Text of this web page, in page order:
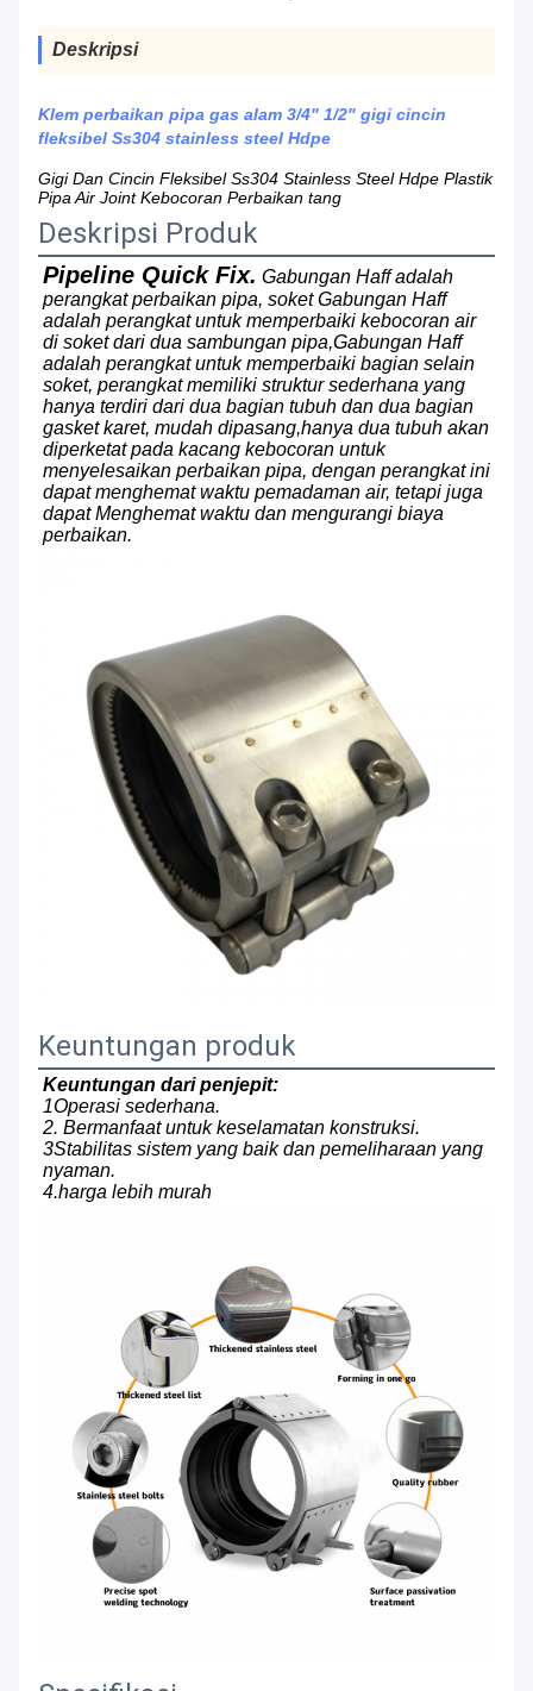
Deskripsi
Klem perbaikan pipa gas alam 3/4" 1/2" gigi cincin
fleksibel Ss304 stainless steel Hdpe
Gigi Dan Cincin Fleksibel Ss304 Stainless Steel Hdpe Plastik
Pipa Air Joint Kebocoran Perbaikan tang
Deskripsi Produk
Pipeline Quick Fix. Gabungan Haff adalah
perangkat perbaikan pipa, soket Gabungan Haff
adalah perangkat untuk memperbaiki kebocoran air
di soket dari dua sambungan pipa,Gabungan Haff
adalah perangkat untuk memperbaiki bagian selain
soket, perangkat memiliki struktur sederhana yang
hanya terdiri dari dua bagian tubuh dan dua bagian
gasket karet, mudah dipasang,hanya dua tubuh akan
diperketat pada kacang kebocoran untuk
menyelesaikan perbaikan pipa, dengan perangkat ini
dapat menghemat waktu pemadaman air, tetapi juga
dapat Menghemat waktu dan mengurangi biaya
perbaikan.
Keuntungan produk
Keuntungan dari penjepit:
1Operasi sederhana.
2. Bermanfaat untuk keselamatan konstruksi.
3Stabilitas sistem yang baik dan pemeliharaan yang
nyaman.
4.harga lebih murah